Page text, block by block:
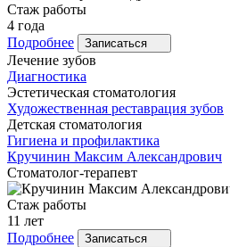
Стаж работы
4 года
Подробнее
Записаться
Лечение зубов
Диагностика
Эстетическая стоматология
Художественная реставрация зубов
Детская стоматология
Гигиена и профилактика
Кручинин Максим Александрович
Стоматолог-терапевт
Стаж работы
11 лет
Подробнее
Записаться